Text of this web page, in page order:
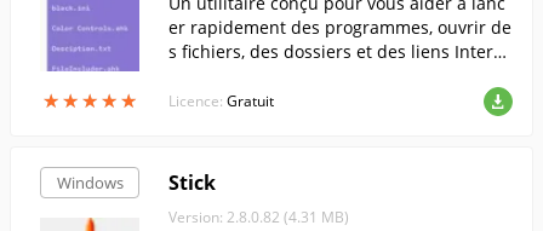
★★★★★
★★★★★
er rapidement des programmes, ouvrir de
s fichiers, des dossiers et des liens Intern
Licence: Gratuit
Windows Stick
Version: 2.8.0.82 (4.31 MB)